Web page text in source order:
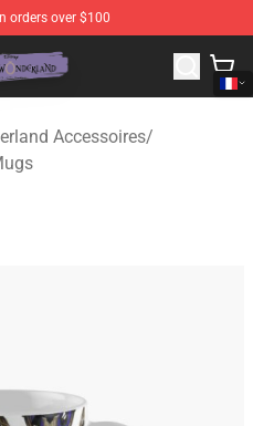
orders over $100
- Official Twisted
Accessoires/